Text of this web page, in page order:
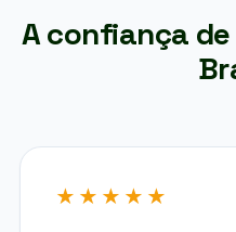
A confiança
★★★★★